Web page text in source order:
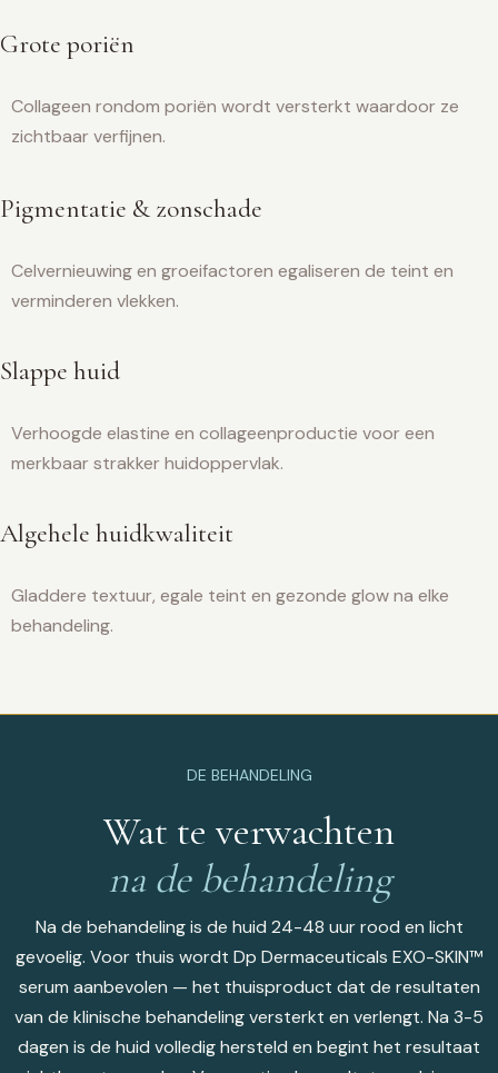
Grote poriën
Collageen rondom poriën wordt versterkt waardoor ze
zichtbaar verfijnen.
Pigmentatie & zonschade
Celvernieuwing en groeifactoren egaliseren de teint en
verminderen vlekken.
Slappe huid
Verhoogde elastine en collageenproductie voor een
merkbaar strakker huidoppervlak.
Algehele huidkwaliteit
Gladdere textuur, egale teint en gezonde glow na elke
behandeling.
DE BEHANDELING
Wat te verwachten
na de behandeling
Na de behandeling is de huid 24-48 uur rood en licht
gevoelig. Voor thuis wordt Dp Dermaceuticals EXO-SKIN™
serum aanbevolen — het thuisproduct dat de resultaten
van de klinische behandeling versterkt en verlengt. Na 3-5
dagen is de huid volledig hersteld en begint het resultaat